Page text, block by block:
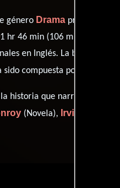
género Drama producida en
hr 46 min (106 minutos), esta
en Inglés. La banda
sido compuesta por
historia que narra esta obra
(Novela), Irving Ravetch